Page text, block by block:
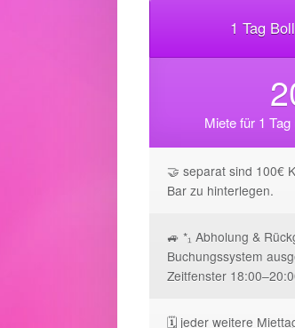
1 Tag
Miete für 1
🤝 separat sind 100€
Bar zu hinterlegen.
🚙 *₁ Abholung &
Buchungssystem
Zeitfenster
🗓️ jeder weitere